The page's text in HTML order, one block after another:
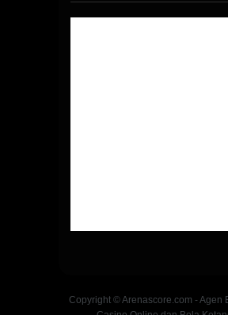
Copyright © Arenascore.com - Agen